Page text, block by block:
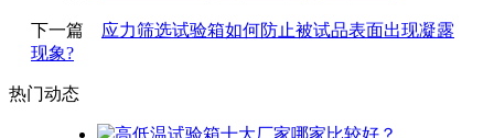
下一篇 应力筛选试验箱如何防止被试品表面出现凝露
现象?
热门动态